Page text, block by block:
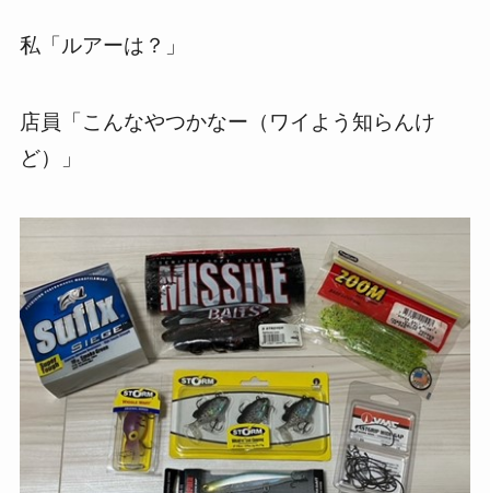
私「ルアーは？」
店員「こんなやつかなー（ワイよう知らんけ
ど）」